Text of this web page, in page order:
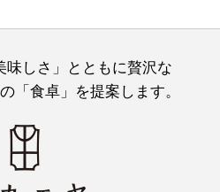
味しさ」とともに贅沢な
「食卓」を提案します。